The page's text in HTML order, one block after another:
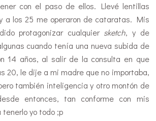
con el paso de ellos. Llevé lentillas
a los 25 me operaron de cataratas. Mis
protagonizar cualquier sketch, y de
cuando tenía una nueva subida de
14 años, al salir de la consulta en que
20, le dije a mi madre que no importaba,
también inteligencia y otro montón de
entonces, tan conforme con mis
yo todo ;p